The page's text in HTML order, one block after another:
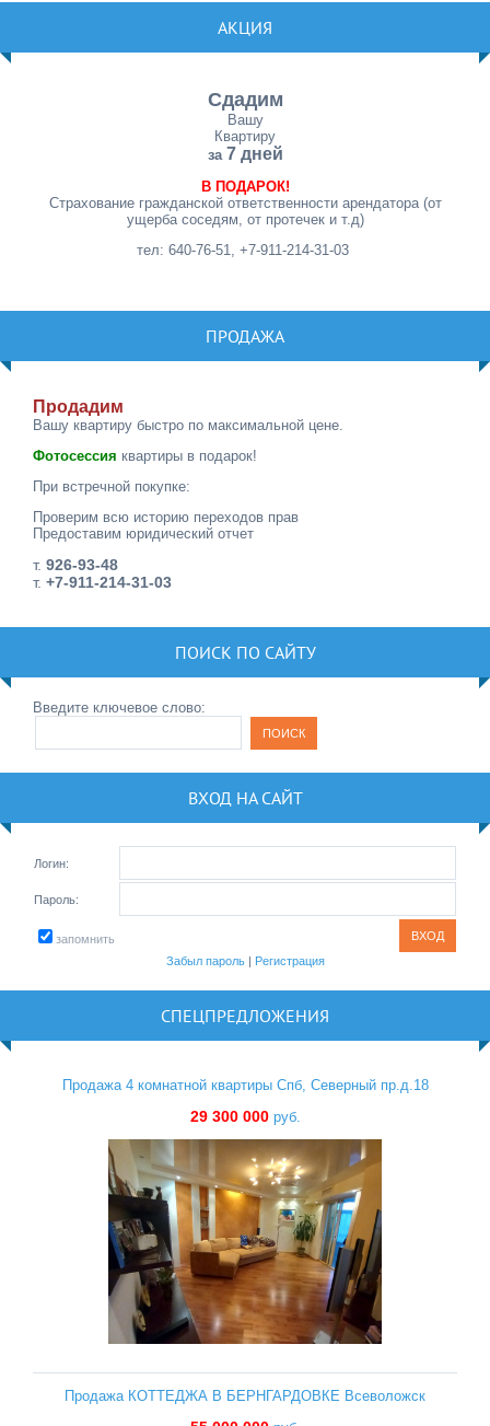
АКЦИЯ
Сдадим
Вашу
Квартиру
за 7 дней
В ПОДАРОК!
Страхование гражданской ответственности арендатора (от
ущерба соседям, от протечек и т.д)
тел: 640-76-51, +7-911-214-31-03
ПРОДАЖА
Продадим
Вашу квартиру быстро по максимальной цене.
Фотосессия квартиры в подарок!
При встречной покупке:
Проверим всю историю переходов прав
Предоставим юридический отчет
т. 926-93-48
т. +7-911-214-31-03
ПОИСК ПО САЙТУ
Введите ключевое слово:
ВХОД НА САЙТ
Логин:
Пароль:
запомнить
Забыл пароль| Регистрация
СПЕЦПРЕДЛОЖЕНИЯ
Продажа 4 комнатной квартиры Спб, Северный пр.д.18
29 300 000руб.
Продажа КОТТЕДЖА В БЕРНГАРДОВКЕ Всеволожск